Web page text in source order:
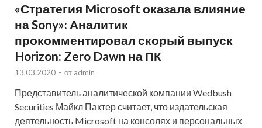
«Стратегия Microsoft оказала влияние
на Sony»: Аналитик
прокомментировал скорый выпуск
Horizon: Zero Dawn на ПК
13.03.2020 - от admin
Представитель аналитической компании Wedbush
Securities Майкл Пактер считает, что издательская
деятельность Microsoft на консолях и персональных